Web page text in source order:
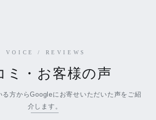
VOICE / REVIEWS
ミ・お客様の声
る方からGoogleにお寄せいただいた声をご紹
介します。